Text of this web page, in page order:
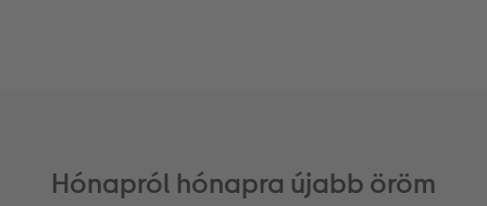
Hónapról hónapra újabb öröm